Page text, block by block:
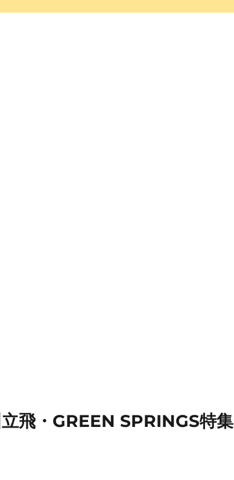
飛・GREEN SPRINGS特集